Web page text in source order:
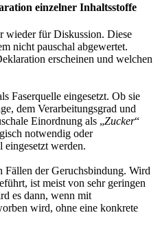
einzelner Inhaltsstoffe
wieder für Diskussion. Diese
nicht pauschal abgewertet.
erscheinen und welchen
Faserquelle eingesetzt. Ob sie
dem Verarbeitungsgrad und
Einordnung als „Zucker“
notwendig oder
werden.
Fällen der Geruchsbindung. Wird
ist meist von sehr geringen
es dann, wenn mit
wird, ohne eine konkrete